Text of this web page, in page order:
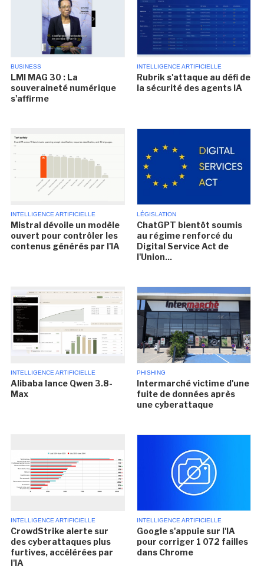
BUSINESS
LMI MAG 30 : La
souveraineté numérique
s'affirme
INTELLIGENCE ARTIFICIELLE
Rubrik s'attaque au défi de
la sécurité des agents IA
INTELLIGENCE ARTIFICIELLE
Mistral dévoile un modèle
ouvert pour contrôler les
contenus générés par l'IA
LÉGISLATION
ChatGPT bientôt soumis
au régime renforcé du
Digital Service Act de
l'Union...
INTELLIGENCE ARTIFICIELLE
Alibaba lance Qwen 3.8-
Max
PHISHING
Intermarché victime d'une
fuite de données après
une cyberattaque
INTELLIGENCE ARTIFICIELLE
CrowdStrike alerte sur
des cyberattaques plus
furtives, accélérées par
l'IA
INTELLIGENCE ARTIFICIELLE
Google s'appuie sur l'IA
pour corriger 1 072 failles
dans Chrome